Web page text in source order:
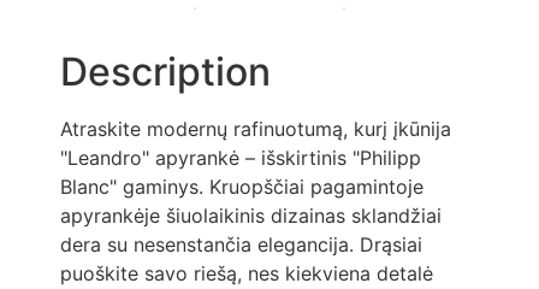
Description
Atraskite modernų rafinuotumą, kurį įkūnija
"Leandro" apyrankė – išskirtinis "Philipp
Blanc" gaminys. Kruopščiai pagamintoje
apyrankėje šiuolaikinis dizainas sklandžiai
dera su nesenstančia elegancija. Drąsiai
puoškite savo riešą, nes kiekviena detalė